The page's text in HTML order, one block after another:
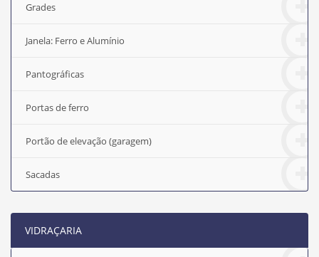
Grades
Janela: Ferro e Alumínio
Pantográficas
Portas de ferro
Portão de elevação (garagem)
Sacadas
VIDRAÇARIA